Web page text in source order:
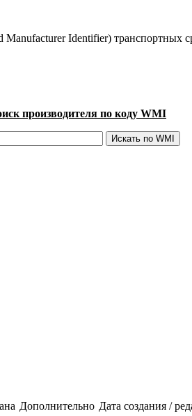
Identifier) транспортных
производителя по коду WMI
Дополнительно Дата создания /